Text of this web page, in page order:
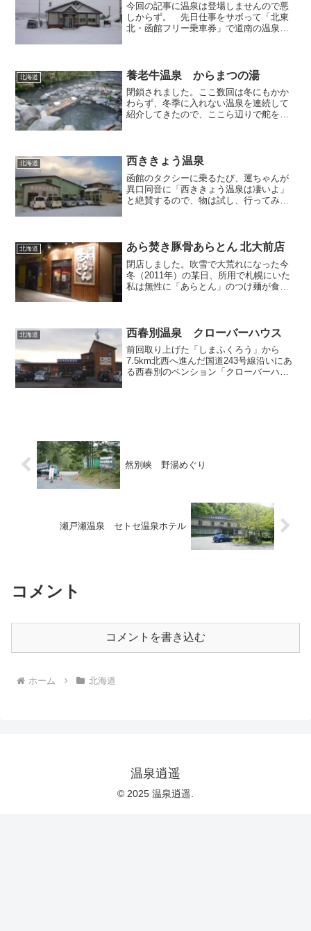
今回の記事に温泉は登場しませんので悪
しからず。 先日仕事をサボって「北東
北・函館フリー乗車券」で道南の温泉を
から木古内行4175Dに...
北海道 養老牛温泉 からまつの湯
閉鎖されました。ここ数回は冬にもかか
わらず、冬季に入れない温泉を連続して
紹介してきたので、ここら辺りで舵を切
や雌阿寒岳、そしてその周...
北海道 西ききょう温泉
函館のタクシーに乗るたび、運ちゃんが
異口同音に「西ききょう温泉は凄いよ」
と絶賛するので、物は試し、行ってみる
立地です。グラウンド...
北海道 あら焚き豚骨あらとん 北大前店
閉店しました。吹雪で大荒れになった今
冬（2011年）の某日、所用で札幌にいた
私は無性に「あらとん」のつけ麺が食い
列ができているのはい...
北海道 西春別温泉 クローバーハウス
前回取り上げた「しまふくろう」から
7.5km北西へ進んだ国道243号線沿いにあ
る西春別のペンション「クローバーハウ
然別峡 野湯めぐり
瀬戸瀬温泉 セトセ温泉ホテル
コメント
コメントを書き込む
ホーム 北海道
温泉逍遥
© 2025 温泉逍遥.